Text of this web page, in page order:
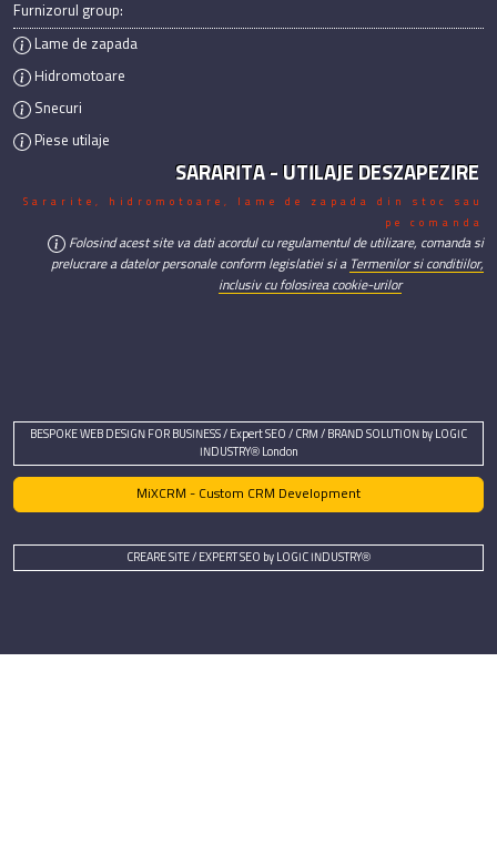
Furnizorul group:
Lame de zapada
Hidromotoare
Snecuri
Piese utilaje
SARARITA - UTILAJE DESZAPEZIRE
Sararite, hidromotoare, lame de zapada din stoc sau
pe comanda
Folosind acest site va dati acordul cu regulamentul de utilizare, comanda si
prelucrare a datelor personale conform legislatiei si a Termenilor si conditiilor,
inclusiv cu folosirea cookie-urilor
BESPOKE WEB DESIGN FOR BUSINESS / Expert SEO / CRM / BRAND SOLUTION by LOGIC
INDUSTRY® London
MiXCRM - Custom CRM Development
CREARE SITE / EXPERT SEO by LOGIC INDUSTRY®